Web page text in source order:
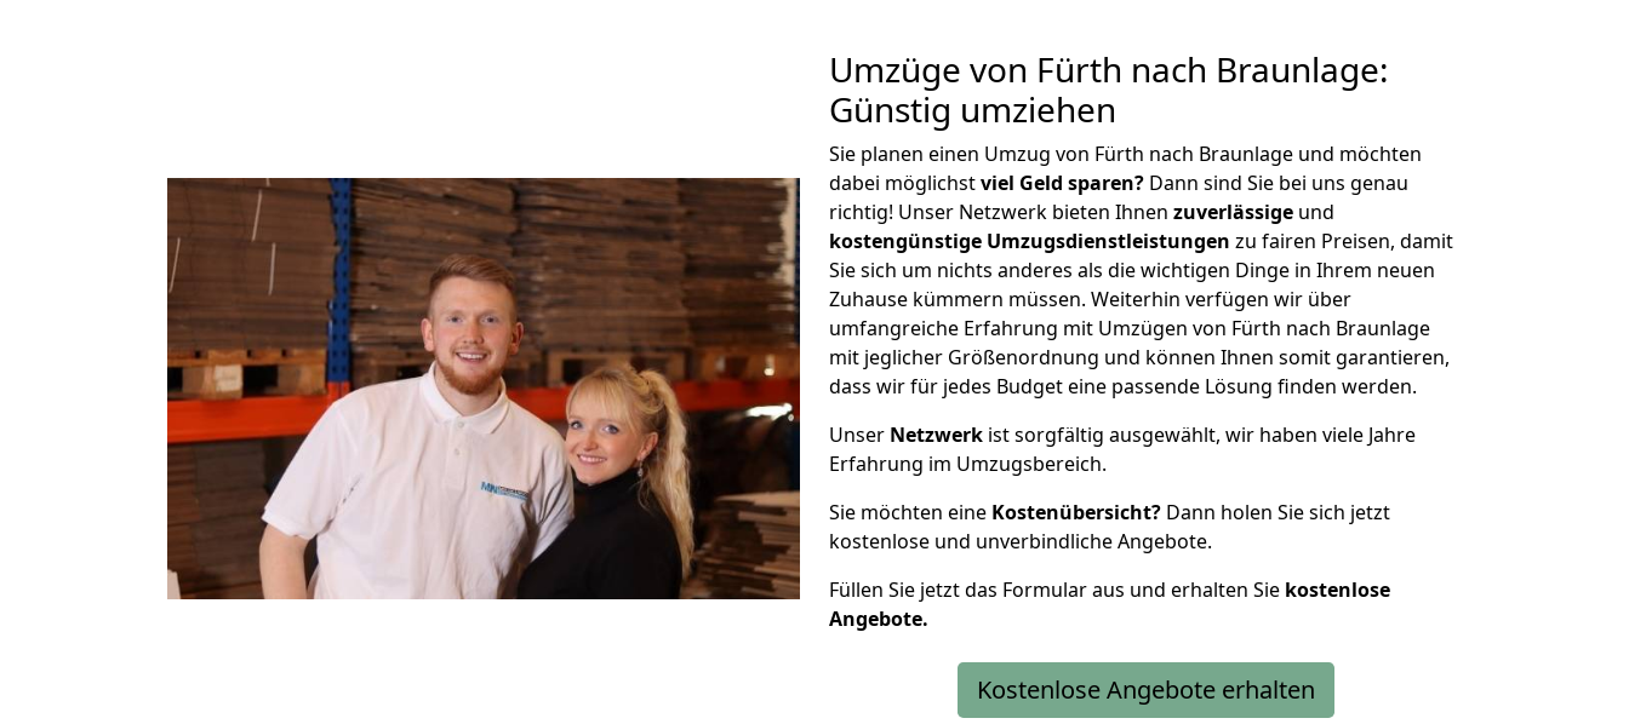
Umzüge von Fürth nach Braunlage:
Günstig umziehen
Sie planen einen Umzug von Fürth nach Braunlage und möchten
dabei möglichstviel Geld sparen? Dann sind Sie bei uns genau
richtig! Unser Netzwerk bieten Ihnen zuverlässige und
kostengünstige Umzugsdienstleistungen zu fairen Preisen, damit
Sie sich um nichts anderes als die wichtigen Dinge in Ihrem neuen
Zuhause kümmern müssen. Weiterhin verfügen wir über
umfangreiche Erfahrung mit Umzügen von Fürth nach Braunlage
mit jeglicher Größenordnung und können Ihnen somit garantieren,
dass wir für jedes Budget eine passende Lösung finden werden.
Unser Netzwerk ist sorgfältig ausgewählt, wir haben viele Jahre
Erfahrung im Umzugsbereich.
Sie möchten eine Kostenübersicht? Dann holen Sie sich jetzt
kostenlose und unverbindliche Angebote.
Füllen Sie jetzt das Formular aus und erhalten Sie kostenlose
Angebote.
Kostenlose Angebote erhalten